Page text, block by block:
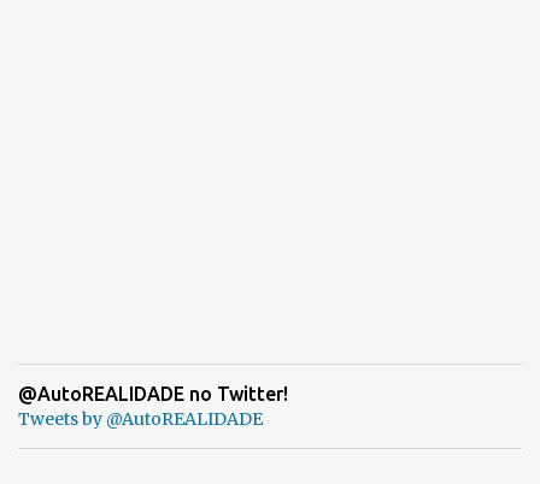
@AutoREALIDADE no Twitter!
Tweets by @AutoREALIDADE